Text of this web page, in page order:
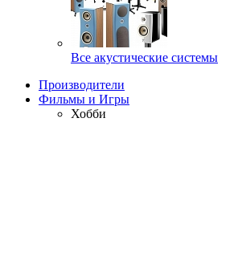
Все акустические системы
Производители
Фильмы и Игры
Хобби